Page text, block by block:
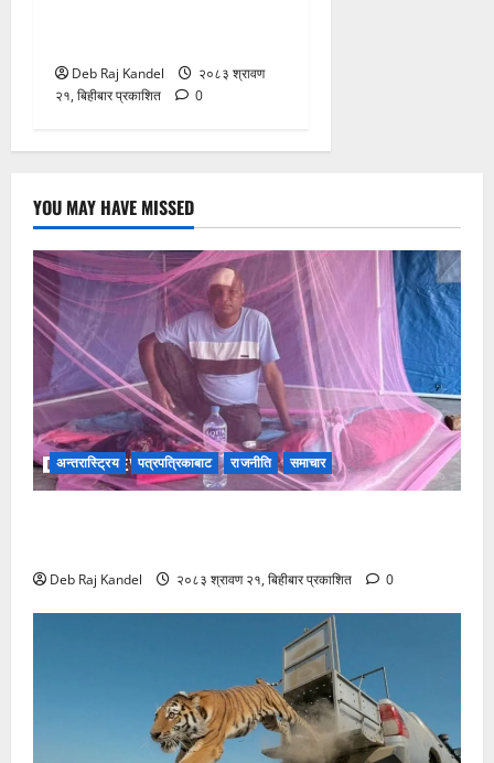
Deb Raj Kandel
२०८३ श्रावण
२१, बिहीबार प्रकाशित
0
YOU MAY HAVE MISSED
अन्तरास्ट्रिय पत्रपत्रिकाबाट राजनीति समाचार
Deb Raj Kandel २०८३ श्रावण २१, बिहीबार प्रकाशित 0